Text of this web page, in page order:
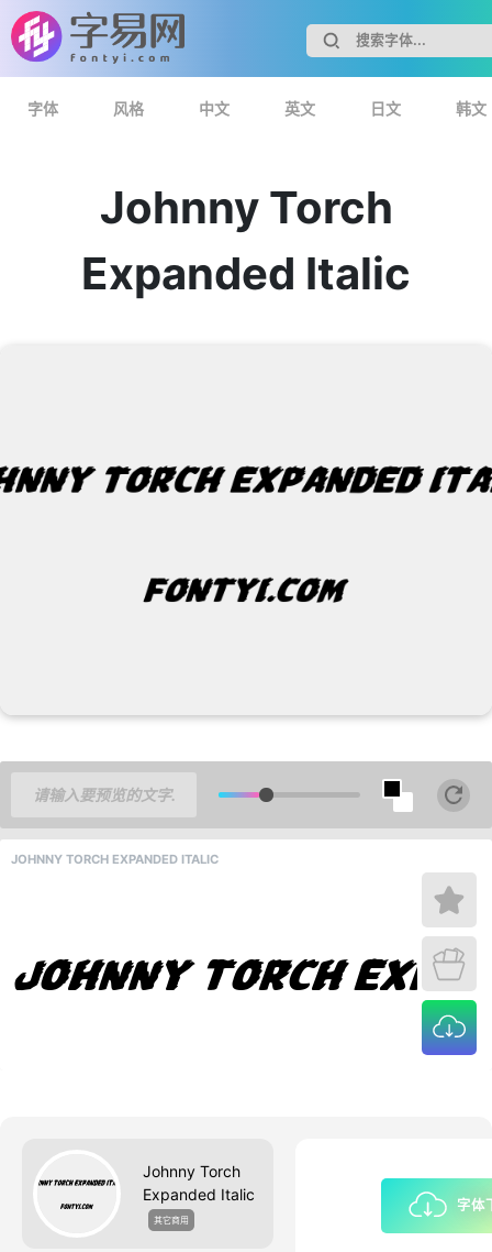
字体 风格 中文 英文 日文 韩文
Johnny Torch
Expanded Italic
JOHNNY TORCH EXPANDED ITALIC
Johnny Torch
Expanded Italic
其它商用
字体